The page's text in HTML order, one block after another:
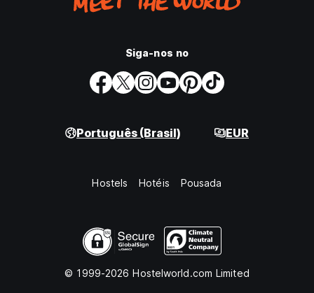
Siga-nos no
Português (Brasil) EUR
Hostels Hotéis Pousada
© 1999-2026 Hostelworld.com Limited